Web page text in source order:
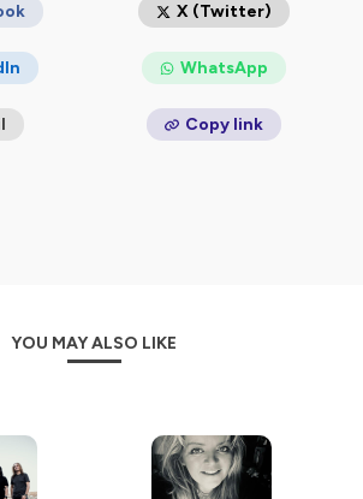
#213Rock 👍 X (Twitter)
WhatsApp
Copy link
YOU MAY ALSO LIKE